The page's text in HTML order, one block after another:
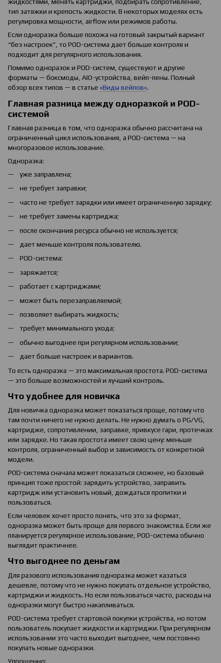
жидкостями, менять картриджи, подбирать сопротивление,
тип затяжки и крепость жидкости. В некоторых моделях есть
регулировка мощности, airflow или режимов работы.
Если одноразка больше похожа на готовый закрытый вариант
“без настроек”, то POD-система дает больше контроля и
подходит для регулярного использования.
Помимо одноразок и POD-систем, существуют и другие
форматы — боксмоды, AIO-устройства, вейп-пены. Полный
обзор всех типов — в статье «Виды вейпов».
Главная разница между одноразкой и POD-
системой
Главная разница в том, что одноразка обычно рассчитана на
ограниченный цикл использования, а POD-система — на
многоразовое использование.
Одноразка:
уже заправлена;
не требует заправки;
часто не требует зарядки или имеет ограниченную зарядку;
не требует замены картриджа;
после окончания ресурса обычно не используется;
дает меньше контроля пользователю.
POD-система:
заряжается;
работает с картриджами;
может быть перезаправляемой;
позволяет выбирать жидкость;
требует минимального ухода;
обычно выгоднее при регулярном использовании;
дает больше настроек и вариантов.
То есть одноразка — это максимальная простота. POD-система
— это больше возможностей и лучший контроль.
Что удобнее для новичка
Для новичка одноразка может показаться проще, потому что
там почти ничего не нужно делать. Не нужно думать о PG/VG,
картридже, сопротивлении, заправке, привкусе гари, протечках
или зарядке. Но такая простота имеет свою цену: меньше
контроля, ограниченный выбор и зависимость от конкретной
модели.
POD-система сначала может показаться сложнее, но базовый
принцип тоже простой: зарядить устройство, заправить
картридж или установить новый, дождаться пропитки и
пользоваться.
Если человек хочет просто понять, что это за формат,
одноразка может быть проще для первого знакомства. Если же
планируется регулярное использование, POD-система обычно
выглядит практичнее.
Что выгоднее по деньгам
Для разового использования одноразка может казаться
дешевле, потому что не нужно покупать отдельное устройство,
картриджи и жидкость. Но если пользоваться часто, расходы на
одноразки могут быстро накапливаться.
POD-система требует стартовой покупки устройства, но потом
пользователь покупает жидкости и картриджи. При регулярном
использовании это часто выходит выгоднее, чем постоянно
покупать новые одноразки.
Упрощенно: